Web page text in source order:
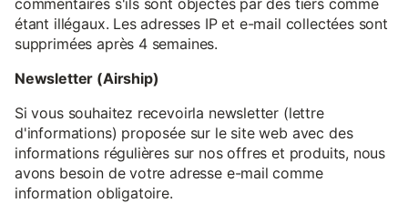
étant illégaux. Les adresses IP et e-mail collectées sont
supprimées après 4 semaines.
Newsletter (Airship)
Si vous souhaitez recevoirla newsletter (lettre
d'informations) proposée sur le site web avec des
informations régulières sur nos offres et produits, nous
avons besoin de votre adresse e-mail comme
information obligatoire.